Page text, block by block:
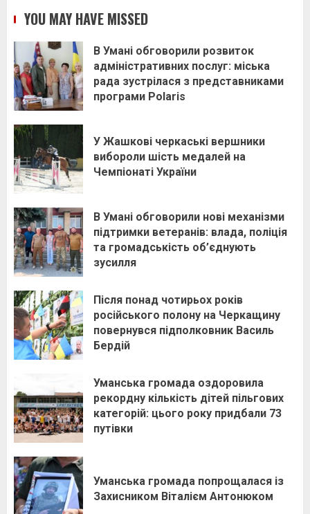
YOU MAY HAVE MISSED
В Умані обговорили розвиток
адміністративних послуг: міська
рада зустрілася з представниками
програми Polaris
У Жашкові черкаські вершники
вибороли шість медалей на
Чемпіонаті України
В Умані обговорили нові механізми
підтримки ветеранів: влада, поліція
та громадськість об’єднують
зусилля
Після понад чотирьох років
російського полону на Черкащину
повернувся підполковник Василь
Бердій
Уманська громада оздоровила
рекордну кількість дітей пільгових
категорій: цього року придбали 73
путівки
Уманська громада попрощалася із
Захисником Віталієм Антонюком